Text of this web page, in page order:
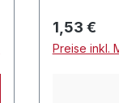
Regulärer
1,53 €
Preise inkl.